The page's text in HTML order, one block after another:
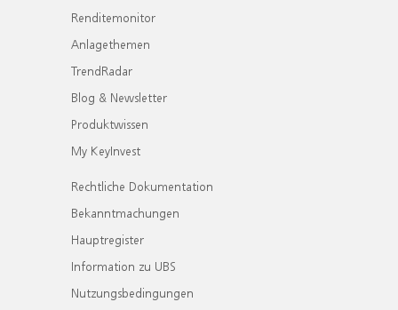
Renditemonitor
Anlagethemen
TrendRadar
Blog & Newsletter
Produktwissen
My KeyInvest
Rechtliche Dokumentation
Bekanntmachungen
Hauptregister
Information zu UBS
Nutzungsbedingungen